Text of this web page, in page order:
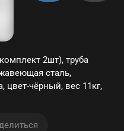
2шт), труба
сталь,
цвет-чёрный, вес 11кг,